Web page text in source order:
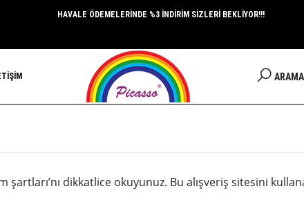
HAVALE ÖDEMELERİNDE %3 İNDİRİM SİZLERİ BEKLİYOR!!!
ARAMA
dikkatlice okuyunuz. Bu alışveriş sitesini